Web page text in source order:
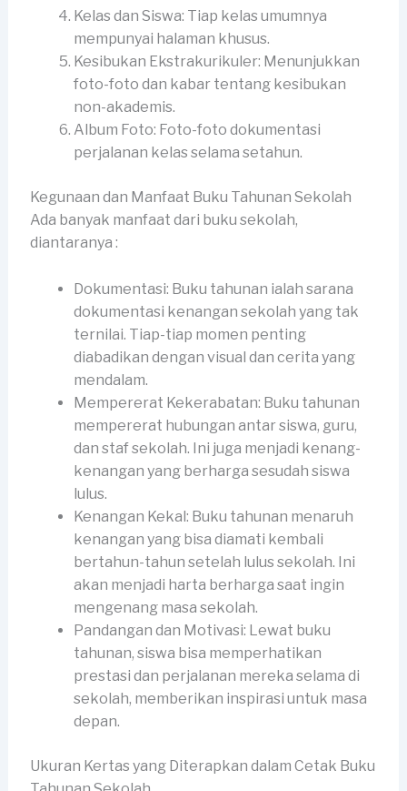
Kelas dan Siswa: Tiap kelas umumnya
mempunyai halaman khusus.
Kesibukan Ekstrakurikuler: Menunjukkan
foto-foto dan kabar tentang kesibukan
non-akademis.
Album Foto: Foto-foto dokumentasi
perjalanan kelas selama setahun.
Kegunaan dan Manfaat Buku Tahunan Sekolah
Ada banyak manfaat dari buku sekolah,
diantaranya :
Dokumentasi: Buku tahunan ialah sarana
dokumentasi kenangan sekolah yang tak
ternilai. Tiap-tiap momen penting
diabadikan dengan visual dan cerita yang
mendalam.
Mempererat Kekerabatan: Buku tahunan
mempererat hubungan antar siswa, guru,
dan staf sekolah. Ini juga menjadi kenang-
kenangan yang berharga sesudah siswa
lulus.
Kenangan Kekal: Buku tahunan menaruh
kenangan yang bisa diamati kembali
bertahun-tahun setelah lulus sekolah. Ini
akan menjadi harta berharga saat ingin
mengenang masa sekolah.
Pandangan dan Motivasi: Lewat buku
tahunan, siswa bisa memperhatikan
prestasi dan perjalanan mereka selama di
sekolah, memberikan inspirasi untuk masa
depan.
Ukuran Kertas yang Diterapkan dalam Cetak Buku